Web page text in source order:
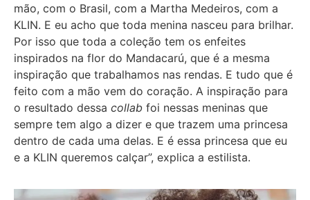
mão, com o Brasil, com a Martha Medeiros, com a
KLIN. E eu acho que toda menina nasceu para brilhar.
Por isso que toda a coleção tem os enfeites
inspirados na flor do Mandacarú, que é a mesma
inspiração que trabalhamos nas rendas. E tudo que é
feito com a mão vem do coração. A inspiração para
o resultado dessa collab foi nessas meninas que
sempre tem algo a dizer e que trazem uma princesa
dentro de cada uma delas. E é essa princesa que eu
e a KLIN queremos calçar”, explica a estilista.